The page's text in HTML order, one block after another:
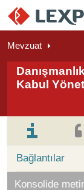
Mevzuat
Kabul
Bağlantılar
Konsolide